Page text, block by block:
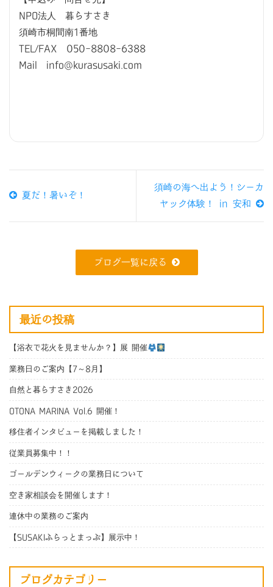
NPO法人 暮らすさき
須崎市桐間南1番地
TEL/FAX 050-8808-6388
Mail info@kurasusaki.com
夏だ！暑いぞ！
須崎の海へ出よう！シーカ
ヤック体験！ in 安和
ブログ一覧に戻る
最近の投稿
【浴衣で花火を見ませんか？】展 開催
業務日のご案内【7～8月】
自然と暮らすさき2026
OTONA MARINA Vol.6 開催！
移住者インタビューを掲載しました！
従業員募集中！！
ゴールデンウィークの業務日について
空き家相談会を開催します！
連休中の業務のご案内
【SUSAKIふらっとまっぷ】展示中！
ブログカテゴリー